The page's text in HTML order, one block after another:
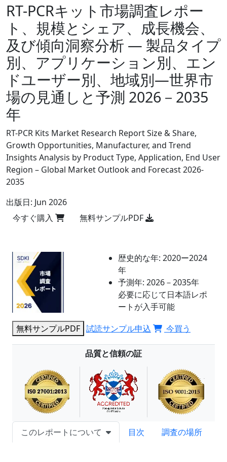
RT-PCRキット市場調査レポー
ト、規模とシェア、成長機会、
及び傾向洞察分析 ― 製品タイプ
別、アプリケーション別、エン
ドユーザー別、地域別―世界市
場の見通しと予測 2026－2035
年
RT-PCR Kits Market Research Report Size & Share,
Growth Opportunities, Manufacturer, and Trend
Insights Analysis by Product Type, Application, End User
Region – Global Market Outlook and Forecast 2026-
2035
出版日: Jun 2026
今すぐ購入
無料サンプルPDF
歴史的な年: 2020ー2024
年
予測年: 2026－2035年
必要に応じて日本語レポ
ートが入手可能
無料サンプルPDF 試読サンプル申込 今買う
品質と信頼の証
このレポートについて 目次
調査の場所